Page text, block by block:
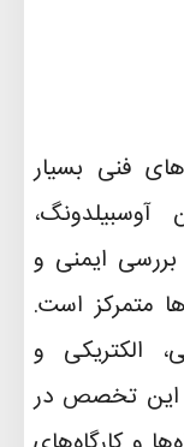
فنی بسیار
بررسی ایمنی و
متمرکز است.
الکتریکی و
این تخصص در